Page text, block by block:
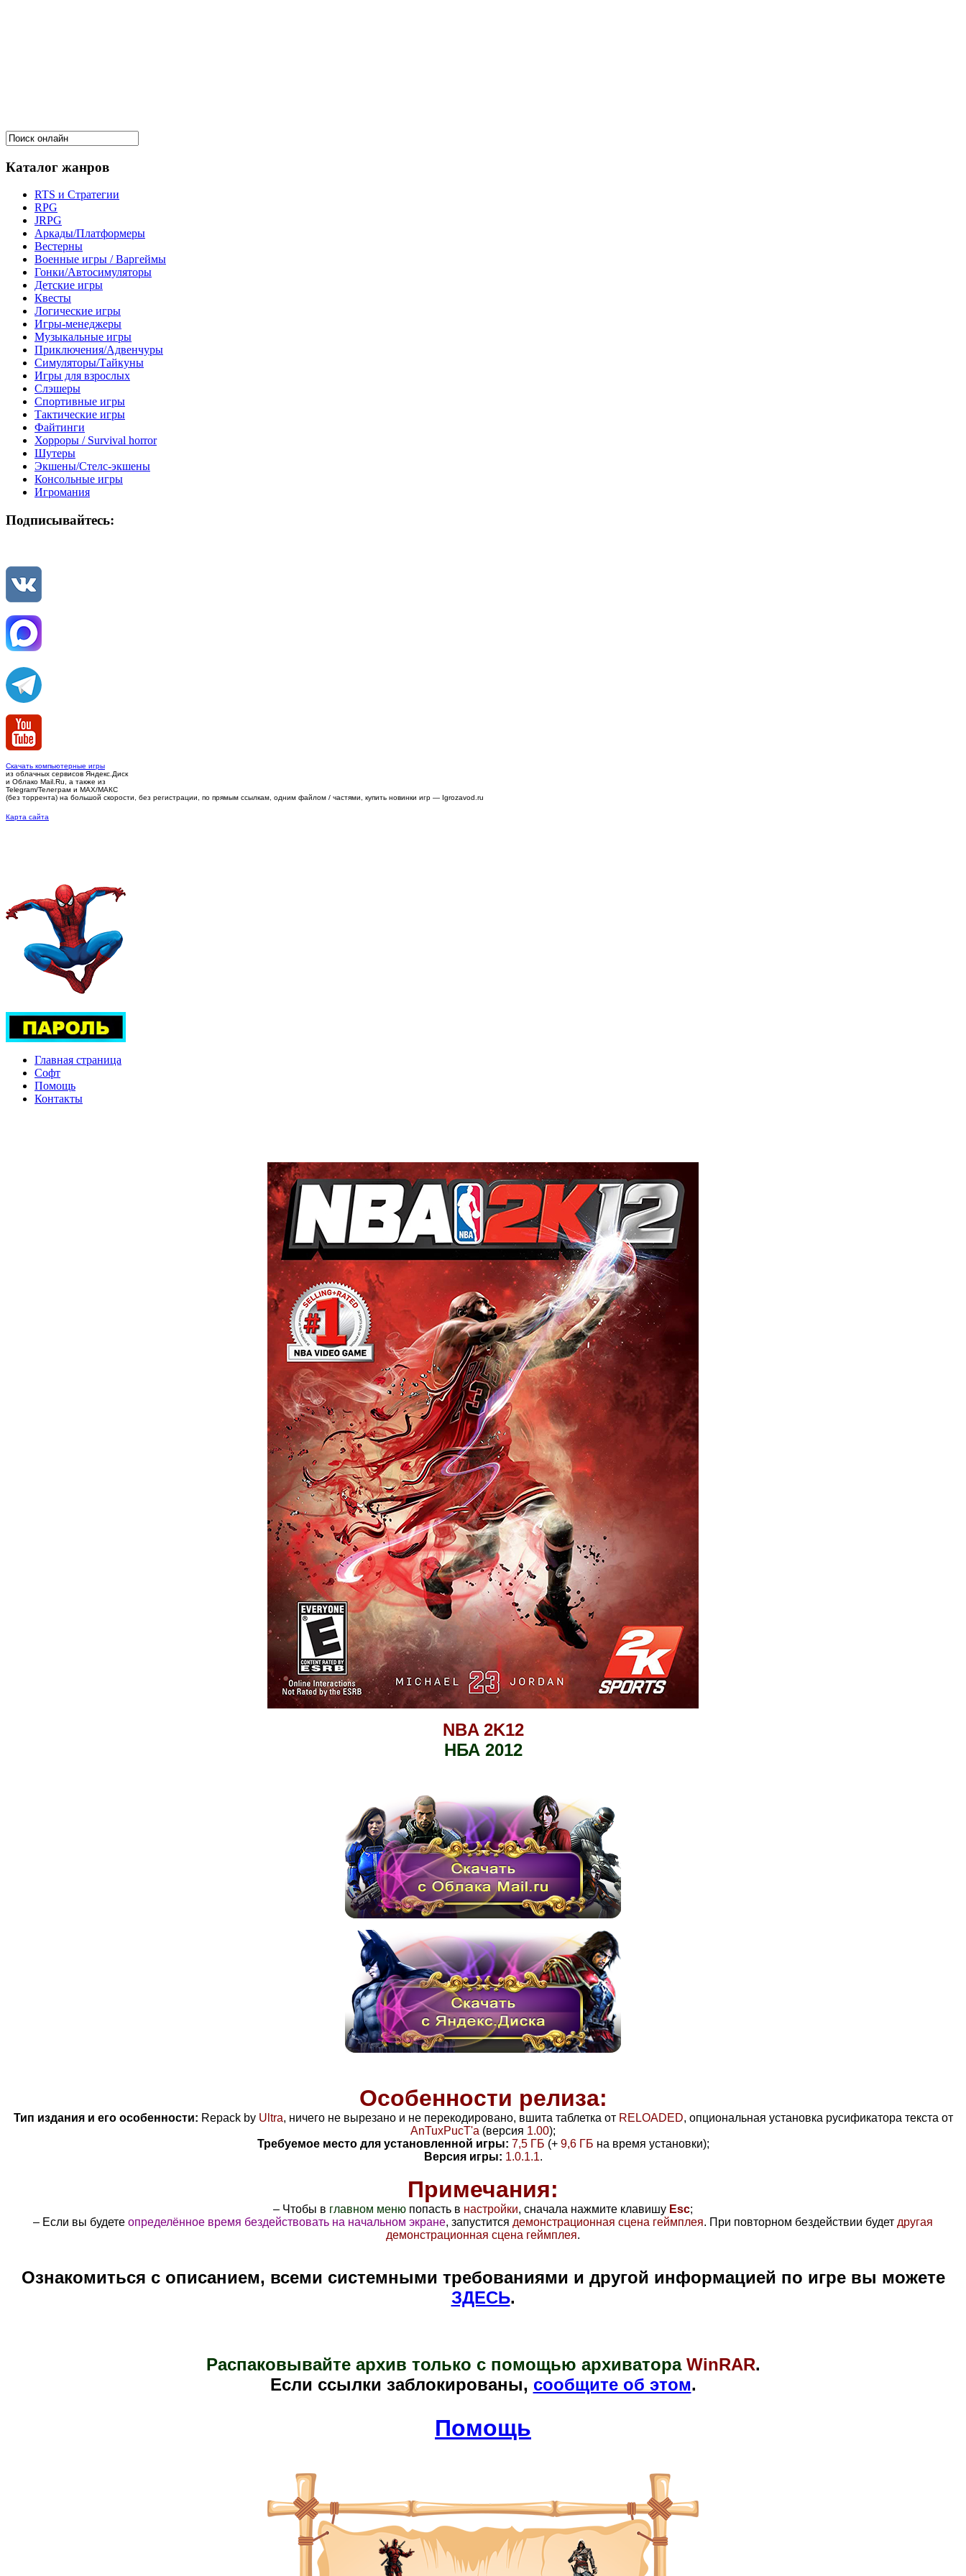
Каталог жанров
RTS и Стратегии
RPG
JRPG
Аркады/Платформеры
Вестерны
Военные игры / Варгеймы
Гонки/Автосимуляторы
Детские игры
Квесты
Логические игры
Игры-менеджеры
Музыкальные игры
Приключения/Адвенчуры
Симуляторы/Тайкуны
Игры для взрослых
Слэшеры
Спортивные игры
Тактические игры
Файтинги
Хорроры / Survival horror
Шутеры
Экшены/Стелс-экшены
Консольные игры
Игромания
Подписывайтесь:
Скачать компьютерные игры
из облачных сервисов Яндекс.Диск
и Облако Mail.Ru, а также из
Telegram/Телеграм и MAX/МАКС
(без торрента) на большой скорости, без регистрации, по прямым ссылкам, одним файлом / частями, купить новинки игр — Igrozavod.ru
Карта сайта
Главная страница
Софт
Помощь
Контакты
NBA 2K12
НБА 2012
Особенности релиза:
Тип издания и его особенности: Repack by Ultra, ничего не вырезано и не перекодировано, вшита таблетка от RELOADED, опциональная установка русификатора текста от
AnTuxPucT'а (версия 1.00);
Требуемое место для установленной игры: 7,5 ГБ (+ 9,6 ГБ на время установки);
Версия игры: 1.0.1.1.
Примечания:
– Чтобы в главном меню попасть в настройки, сначала нажмите клавишу Esc;
– Если вы будете определённое время бездействовать на начальном экране, запустится демонстрационная сцена геймплея. При повторном бездействии будет другая
демонстрационная сцена геймплея.
Ознакомиться с описанием, всеми системными требованиями и другой информацией по игре вы можете
ЗДЕСЬ.
Распаковывайте архив только с помощью архиватора WinRAR.
Если ссылки заблокированы, сообщите об этом.
Помощь